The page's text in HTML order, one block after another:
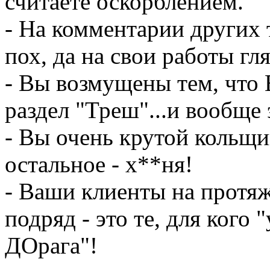
- На комментарии
пох, да на свои работы
- Вы возмущены тем, что
раздел "Треш"...и вообще
- Вы очень крутой
остальное - х**ня!
- Ваши клиенты на
подряд - это те, для кого
ДОрага"!